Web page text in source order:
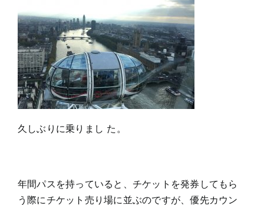
久しぶりに乗りまし た。
年間パスを持っていると、チケットを発券してもら
う際にチケット売り場に並ぶのですが、優先カウン